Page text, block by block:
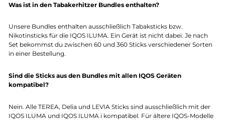
Was ist in den Tabakerhitzer Bundles enthalten?
Unsere Bundles enthalten ausschließlich Tabaksticks bzw.
Nikotinsticks für die IQOS ILUMA. Ein Gerät ist nicht dabei. Je nach
Set bekommst du zwischen 60 und 360 Sticks verschiedener Sorten
in einer Bestellung.
Sind die Sticks aus den Bundles mit allen IQOS Geräten
kompatibel?
Nein. Alle TEREA, Delia und LEVIA Sticks sind ausschließlich mit der
IQOS ILUMA und IQOS ILUMA i kompatibel. Für ältere IQOS-Modelle